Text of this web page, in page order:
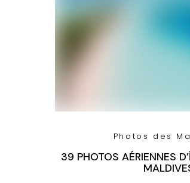
Photos des
39 PHOTOS AÉRIENNES